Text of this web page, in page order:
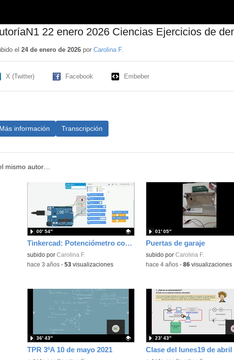
22 enero 2026 Ciencias Ejercicios de
el 24 de enero de 2026por Carolina F.
X (Twitter) Facebook Embeber
Más información Transcripción
mismo autor…
Tinkercad: Potenciómetro con LED parte 1
Contenido educativo.
subido por Carolina F.
00′ 54″
-hace 3 años- 53visualizaciones
Puertas de garaje
Contenido educativo.
subido por Carolina F.
01′ 05″
-hace 4 años- 86visualizaciones
TPR 3ºA 10 de mayo 2021
36′ 43″ 23′ 43″